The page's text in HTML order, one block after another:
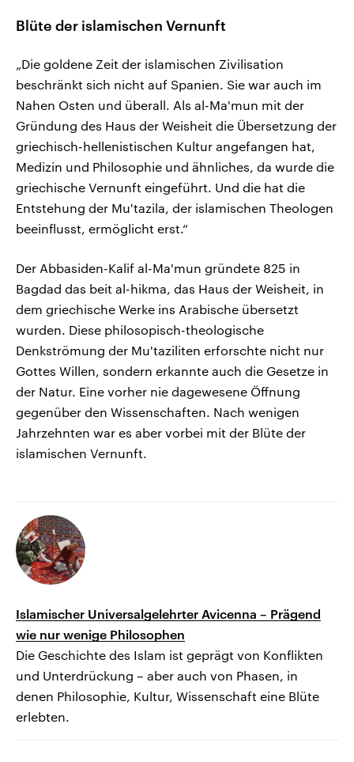
Blüte der islamischen Vernunft
„Die goldene Zeit der islamischen Zivilisation
beschränkt sich nicht auf Spanien. Sie war auch im
Nahen Osten und überall. Als al-Ma'mun mit der
Gründung des Haus der Weisheit die Übersetzung der
griechisch-hellenistischen Kultur angefangen hat,
Medizin und Philosophie und ähnliches, da wurde die
griechische Vernunft eingeführt. Und die hat die
Entstehung der Mu'tazila, der islamischen Theologen
beeinflusst, ermöglicht erst.“
Der Abbasiden-Kalif al-Ma'mun gründete 825 in
Bagdad das beit al-hikma, das Haus der Weisheit, in
dem griechische Werke ins Arabische übersetzt
wurden. Diese philosopisch-theologische
Denkströmung der Mu'taziliten erforschte nicht nur
Gottes Willen, sondern erkannte auch die Gesetze in
der Natur. Eine vorher nie dagewesene Öffnung
gegenüber den Wissenschaften. Nach wenigen
Jahrzehnten war es aber vorbei mit der Blüte der
islamischen Vernunft.
Islamischer Universalgelehrter Avicenna – Prägend
wie nur wenige Philosophen
Die Geschichte des Islam ist geprägt von Konflikten
und Unterdrückung – aber auch von Phasen, in
denen Philosophie, Kultur, Wissenschaft eine Blüte
erlebten.